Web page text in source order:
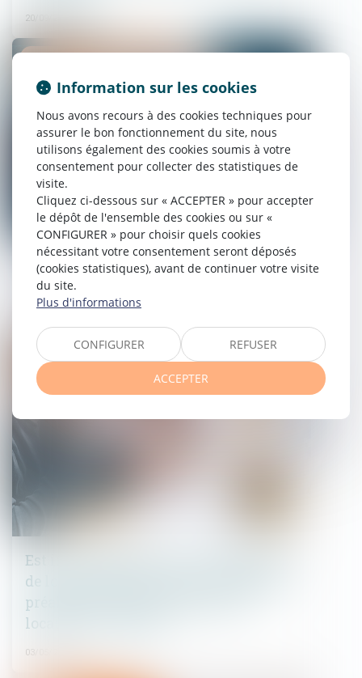
20/09/2023
Occupation illicite : la protection des
propriétaires est renforcée
Est irrecevable l'action en diminution
de loyer formée sans qu'une demande
préalable ait été présentée par le
locataire au bailleur
03/05/2023
Droit immobilier
Information sur les cookies
Nous avons recours à des cookies techniques pour
assurer le bon fonctionnement du site, nous
utilisons également des cookies soumis à votre
consentement pour collecter des statistiques de
visite.
Cliquez ci-dessous sur « ACCEPTER » pour accepter
le dépôt de l'ensemble des cookies ou sur «
CONFIGURER » pour choisir quels cookies
nécessitant votre consentement seront déposés
(cookies statistiques), avant de continuer votre visite
du site.
Plus d'informations
CONFIGURER REFUSER
ACCEPTER